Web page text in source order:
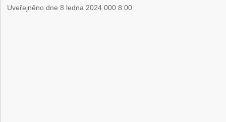
Uveřejněno dne 8 ledna 2024 000 8:00